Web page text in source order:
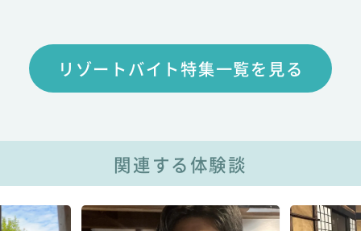
リゾートバイト特集一覧を見る
関連する体験談